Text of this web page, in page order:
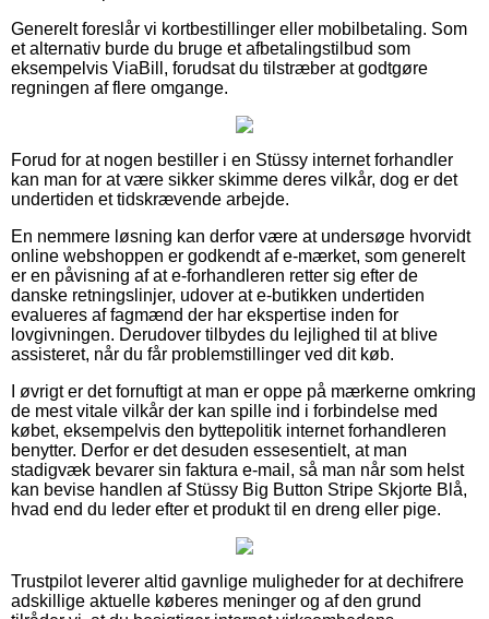
Generelt foreslår vi kortbestillinger eller mobilbetaling. Som
et alternativ burde du bruge et afbetalingstilbud som
eksempelvis ViaBill, forudsat du tilstræber at godtgøre
regningen af flere omgange.
Forud for at nogen bestiller i en Stüssy internet forhandler
kan man for at være sikker skimme deres vilkår, dog er det
undertiden et tidskrævende arbejde.
En nemmere løsning kan derfor være at undersøge hvorvidt
online webshoppen er godkendt af e-mærket, som generelt
er en påvisning af at e-forhandleren retter sig efter de
danske retningslinjer, udover at e-butikken undertiden
evalueres af fagmænd der har ekspertise inden for
lovgivningen. Derudover tilbydes du lejlighed til at blive
assisteret, når du får problemstillinger ved dit køb.
I øvrigt er det fornuftigt at man er oppe på mærkerne omkring
de mest vitale vilkår der kan spille ind i forbindelse med
købet, eksempelvis den byttepolitik internet forhandleren
benytter. Derfor er det desuden essesentielt, at man
stadigvæk bevarer sin faktura e-mail, så man når som helst
kan bevise handlen af Stüssy Big Button Stripe Skjorte Blå,
hvad end du leder efter et produkt til en dreng eller pige.
Trustpilot leverer altid gavnlige muligheder for at dechifrere
adskillige aktuelle køberes meninger og af den grund